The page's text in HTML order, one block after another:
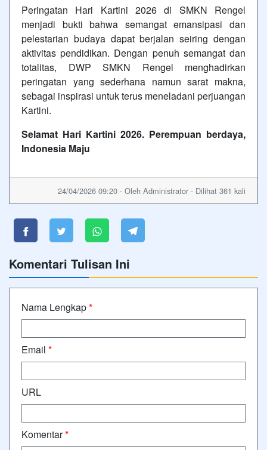
Peringatan Hari Kartini 2026 di SMKN Rengel
menjadi bukti bahwa semangat emansipasi dan
pelestarian budaya dapat berjalan seiring dengan
aktivitas pendidikan. Dengan penuh semangat dan
totalitas, DWP SMKN Rengel menghadirkan
peringatan yang sederhana namun sarat makna,
sebagai inspirasi untuk terus meneladani perjuangan
Kartini.
Selamat Hari Kartini 2026. Perempuan berdaya,
Indonesia Maju
24/04/2026 09:20 - Oleh Administrator - Dilihat 361 kali
Komentari Tulisan Ini
Nama Lengkap*
Email *
URL
Komentar*